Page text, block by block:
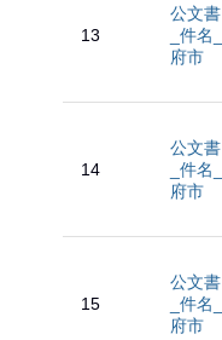
13
公文書
_件名_
府市
14
公文書
_件名_
府市
15
公文書
_件名_
府市